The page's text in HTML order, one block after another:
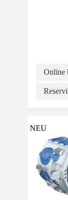
Online
NEU